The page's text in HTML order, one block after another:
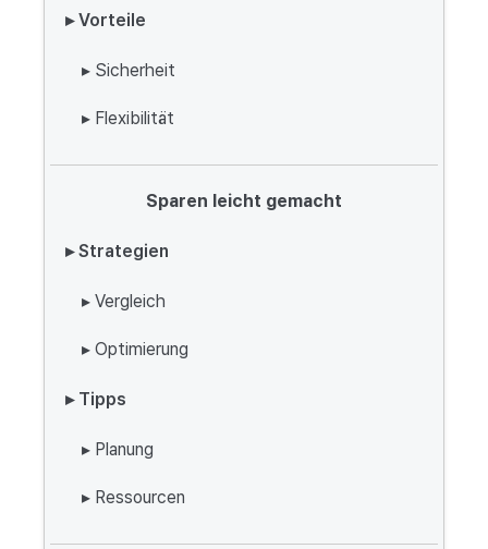
▸ Vorteile
▸ Sicherheit
▸ Flexibilität
Sparen leicht gemacht
▸ Strategien
▸ Vergleich
▸ Optimierung
▸ Tipps
▸ Planung
▸ Ressourcen